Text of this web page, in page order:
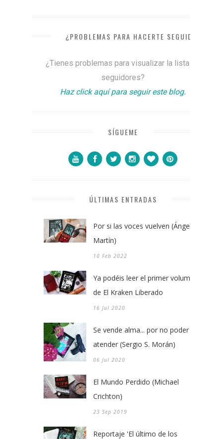
¿PROBLEMAS PARA HACERTE SEGUIDOR?
¿Tienes problemas para visualizar la lista de
seguidores?
Haz click aquí para seguir este blog.
SÍGUEME
ÚLTIMAS ENTRADAS
Por si las voces vuelven (Ángel
Martín)
10 Feb 2022
Ya podéis leer el primer volumen
de El Kraken Liberado
16 Jul 2020
Se vende alma... por no poder
atender (Sergio S. Morán)
06 Jul 2020
El Mundo Perdido (Michael
Crichton)
23 Sep 2019
Reportaje 'El último de los